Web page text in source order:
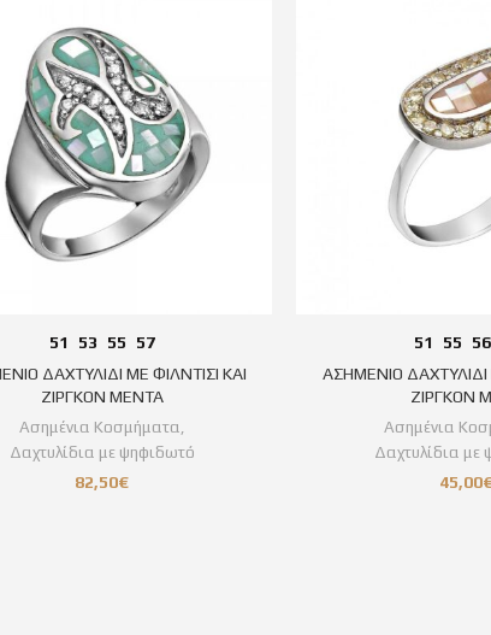
51 53 55
57
ΔΑΧΤΥΛΙΔΙ ΜΕ ΦΙΛΝΤΙΣΙ ΚΑΙ
ΖΙΡΓΚΟΝ ΜΕΝΤΑ
Ασημένια Κοσμήματα
Δαχτυλίδια με ψηφιδωτό
82,50€
51 55 56
ΑΣΗΜΕΝΙΟ ΔΑΧΤΥΛΙΔΙ
ΖΙΡΓΚΟΝ
Ασημένια
Δαχτυλίδια με
45,00